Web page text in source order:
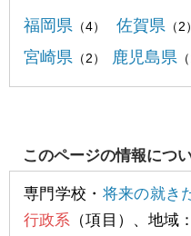
福岡県 （4） 佐賀県 （2）
宮崎県 （2） 鹿児島県
このページの情報につ
専門学校・ 将来の就き
行政系 （項目）、地域：